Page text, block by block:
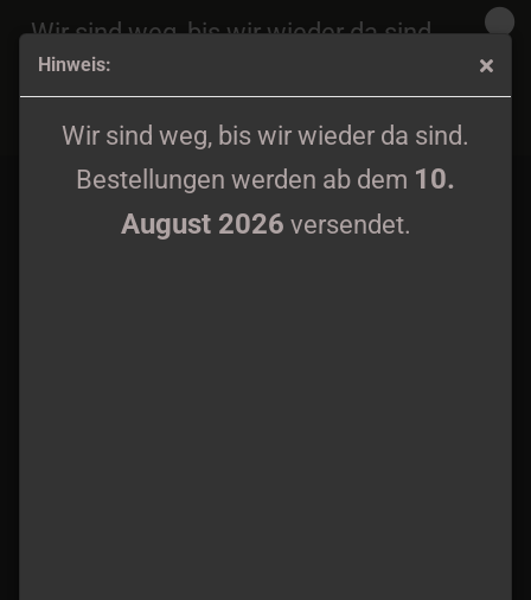
Hinweis:
Wir sind weg, bis wir wieder da sind.
Bestellungen werden ab dem 10.
August 2026 versendet.
Wir sind weg, bis wir wieder da sind.
Bestellungen werden ab dem
August 2026
versendet.